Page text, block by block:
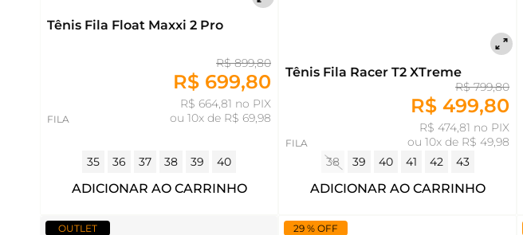
Tênis Fila Float Maxxi 2 Pro
R$ 899,80
R$ 699,80
R$ 664,81 no PIX
ou 10x de R$ 69,98
FILA
35 36 37 38 39 40
ADICIONAR AO CARRINHO
Tênis Fila Racer T2 XTreme
R$ 799,80
R$ 499,80
R$ 474,81 no PIX
ou 10x de R$ 49,98
FILA
38 39 40 41 42 43
ADICIONAR AO CARRINHO
OUTLET
29 % OFF